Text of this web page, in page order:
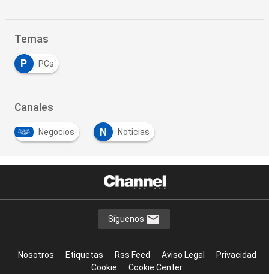
Temas
P PCs
Canales
Negocios N Noticias
Síguenos
Nosotros Etiquetas Rss Feed Aviso Legal
Privacidad
Cookie
Cookie Center